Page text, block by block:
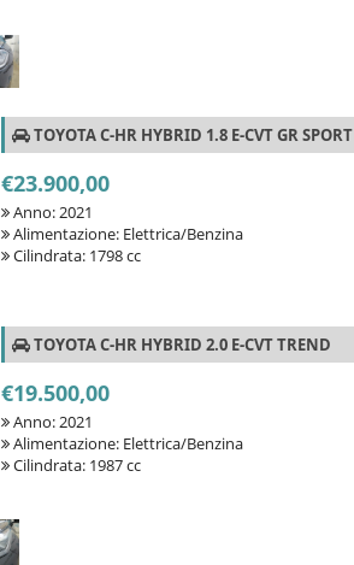
TOYOTA C-HR HYBRID 1.8 E-CVT GR SPORT
€23.900,00
Anno: 2021
Alimentazione: Elettrica/Benzina
Cilindrata: 1798 cc
TOYOTA C-HR HYBRID 2.0 E-CVT TREND
€19.500,00
Anno: 2021
Alimentazione: Elettrica/Benzina
Cilindrata: 1987 cc